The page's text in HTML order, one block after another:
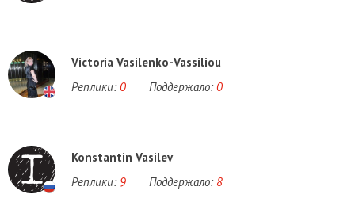
Victoria Vasilenko-Vassiliou
Реплики: 0 Поддержало: 0
Konstantin Vasilev
Реплики: 9 Поддержало: 8